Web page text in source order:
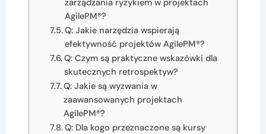
AgilePM®?
Q: Jakie narzędzia wspierają
efektywność projektów AgilePM®?
Q: Czym są praktyczne wskazówki dla
skutecznych retrospektyw?
Q: Jakie są wyzwania w
zaawansowanych projektach
AgilePM®?
Q: Dla kogo przeznaczone są kursy